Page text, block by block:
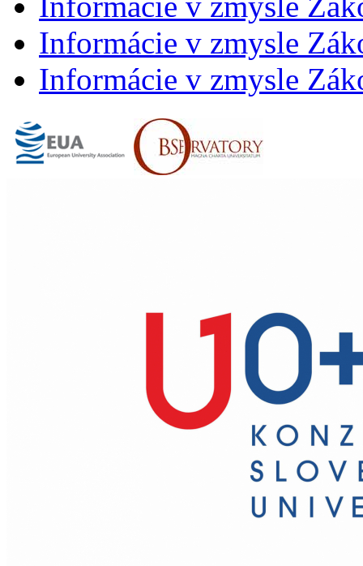
Informácie v zmysle
Informácie v zmysle